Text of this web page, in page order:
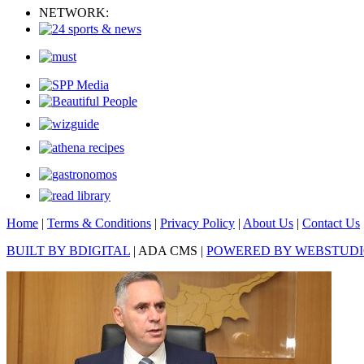
NETWORK:
Home | Terms & Conditions | Privacy Policy | About Us | Contact Us
BUILT BY BDIGITAL | ADA CMS | POWERED BY